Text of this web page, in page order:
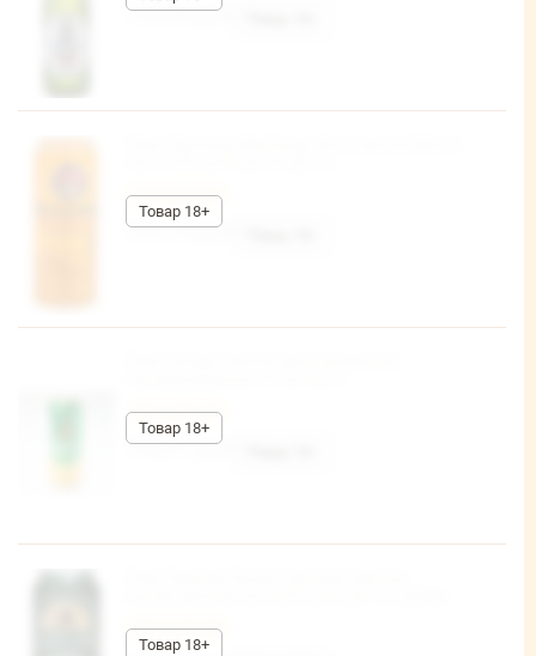
153,46 руб/шт
Честный знак
189,15 руб/шт
Честный знак
108,97 руб/шт
Честный знак